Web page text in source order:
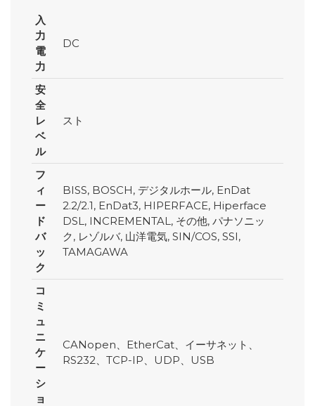
入
力
電
力
DC
安
全
レ
ベ
ル
スト
フ
ィ
ー
ド
バ
ッ
ク
BISS, BOSCH, デジタルホール, EnDat
2.2/2.1, EnDat3, HIPERFACE, Hiperface
DSL, INCREMENTAL, その他, パナソニッ
ク, レゾルバ, 山洋電気, SIN/COS, SSI,
TAMAGAWA
コ
ミ
ュ
ニ
ケ
ー
シ
ョ
CANopen、EtherCat、イーサネット、
RS232、TCP-IP、UDP、USB